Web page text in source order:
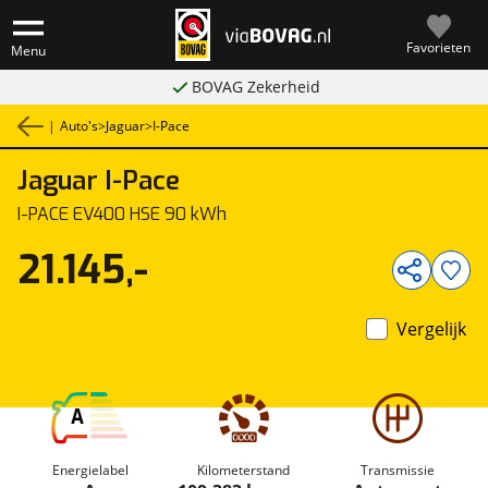
Menu Favorieten
BOVAG Zekerheid
| Auto's>Jaguar>I-Pace
Jaguar I-Pace
I-PACE EV400 HSE 90 kWh
A
Energielabel Kilometerstand Transmissie
21.145,-
Vergelijk